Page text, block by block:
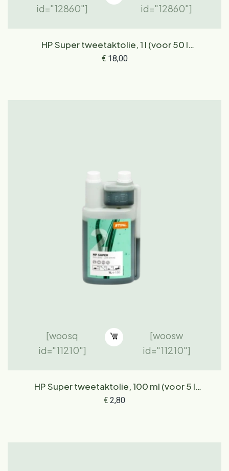
id="12860"]
id="12860"]
HP Super tweetaktolie, 1 l (voor 50 l
brandstof), doseerfles
€18,00
[woosq
id="11210"]
[woosw
id="11210"]
HP Super tweetaktolie, 100 ml (voor 5 l
brandstof)
€2,80